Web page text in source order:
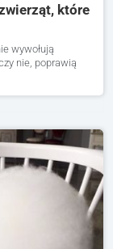
które
wywołują
nie, poprawią